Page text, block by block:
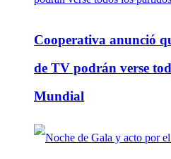
Cooperativa anunció
de TV podrán verse
Mundial